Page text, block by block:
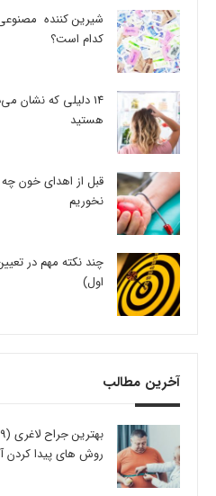
شیرین کننده
کدام است؟
14 دلیلی که نشان
هستید
قبل از اهدای خون
نخوریم
چند نکته مهم در
اول)
آخرین مطالب
روش های پیدا کردن